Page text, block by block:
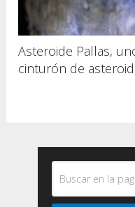
Asteroide Pallas,
cinturón de